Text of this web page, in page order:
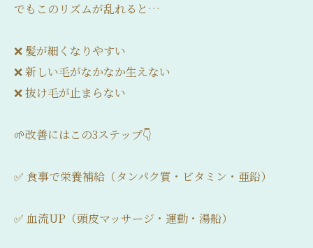
でもこのリズムが乱れると…
❌ 髪が細くなりやすい
❌ 新しい毛がなかなか生えない
❌ 抜け毛が止まらない
🌱改善にはこの3ステップ👇
✅ 食事で栄養補給（タンパク質・ビタミン・亜鉛）
✅ 血流UP（頭皮マッサージ・運動・湯船）